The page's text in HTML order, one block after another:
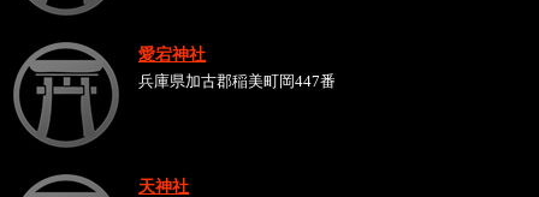
愛宕神社
兵庫県加古郡稲美町岡447番
天神社